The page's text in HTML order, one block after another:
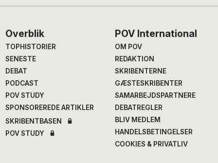
Footer
Overblik
TOPHISTORIER
SENESTE
DEBAT
PODCAST
POV STUDY
SPONSOREREDE ARTIKLER
SKRIBENTBASEN
POV STUDY
POV International
OM POV
REDAKTION
SKRIBENTERNE
GÆSTESKRIBENTER
SAMARBEJDSPARTNERE
DEBATREGLER
BLIV MEDLEM
HANDELSBETINGELSER
COOKIES & PRIVATLIV